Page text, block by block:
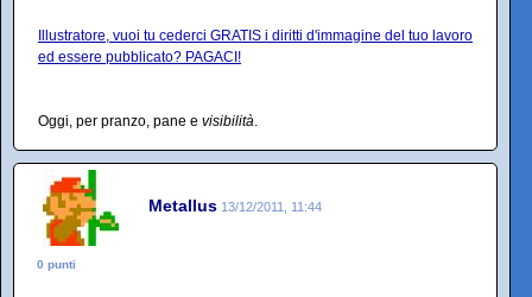
Illustratore, vuoi tu cederci GRATIS i diritti d'immagine del tuo lavoro
ed essere pubblicato? PAGACI!
Oggi, per pranzo, pane e visibilità.
Metallus 13/12/2011, 11:44
0 punti